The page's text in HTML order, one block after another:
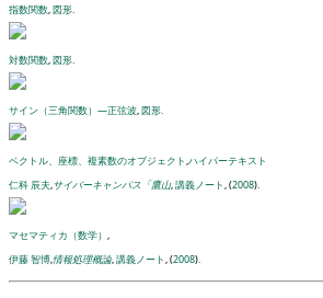
指数関数,図形
対数関数,図形
サイン（三角関数）―正弦波,図形
ベクトル、座標、複素数のオブジェクト ,ハイパーテキスト
仁科 辰夫,サイバーキャンパス「鷹山,講義ノート , (2008).
マセマティカ（数学） ,
伊藤 智博,情報処理概論,講義ノート , (2008).